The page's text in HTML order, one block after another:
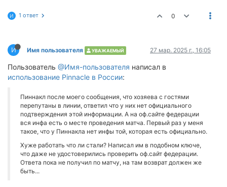
И 1 ответ 0
И Имя пользователя УВАЖАЕМЫЙ 27 мар. 2025 г., 16:05
Пользователь @Имя-пользователя написал в
использование Pinnacle в России:
Пиннакл после моего сообщения, что хозяева с гостями
перепутаны в линии, ответил что у них нет официального
подтверждения этой информации. А на оф.сайте федерации
вся инфа есть о месте проведения матча. Первый раз у меня
такое, что у Пиннакла нет инфы той, которая есть официально.
Хуже работать что ли стали? Написал им в подобном ключе,
что даже не удостоверились проверить оф.сайт федерации.
Ответа пока не получил по матчу, на там возврат должен же
быть...